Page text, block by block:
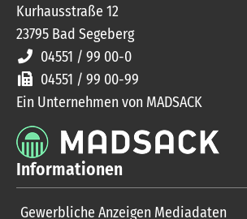
Kurhausstraße 12
23795 Bad Segeberg
04551 / 99 00-0
04551 / 99 00-99
Ein Unternehmen von MADSACK
Informationen
Gewerbliche Anzeigen Mediadaten